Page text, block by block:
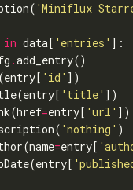
'Miniflux
in data[ 'entries'
.
'id'
'title'
=entry[ 'url'
'nothing'
=entry[